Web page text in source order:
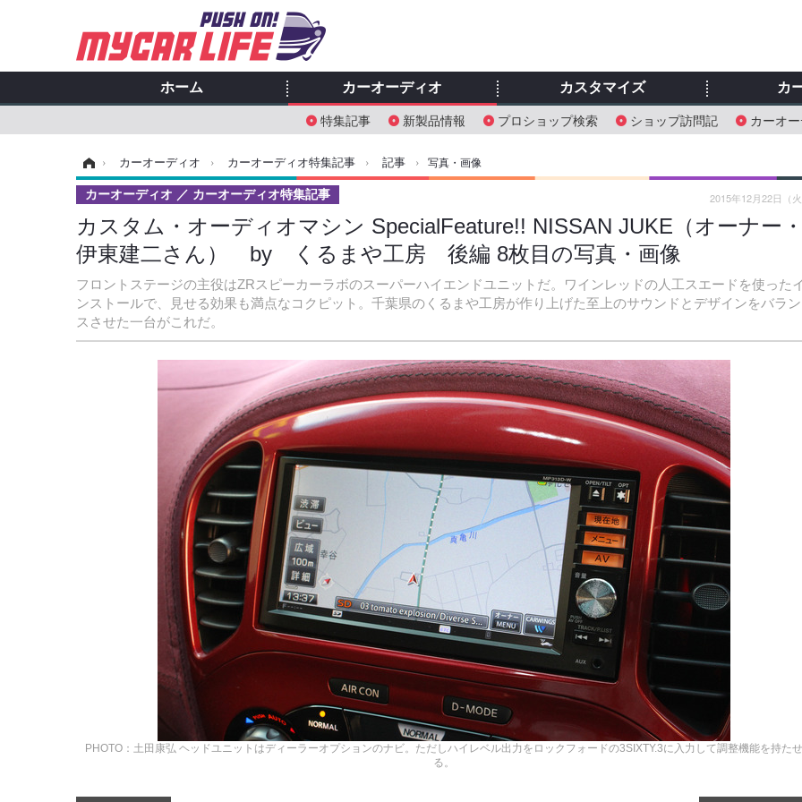
ホーム カーオーディオ
特集記事 新製品情報 プロショップ検索 ショップ訪問記 カーオ
カスタマイズ カ
› カーオーディオ › カーオーディオ特集記事 › 記事 › 写真・画像
カスタム・オーディオマシン SpecialFeature!! NISSAN JUKE（オーナー
伊東建二さん） by くるまや工房 後編 8枚目の写真・画像
フロントステージの主役はZRスピーカーラボのスーパーハイエンドユニットだ。ワインレッドの人工スエードを使った
ンストールで、見せる効果も満点なコクピット。千葉県のくるまや工房が作り上げた至上のサウンドとデザインをバラン
スさせた一台がこれだ。
カーオーディオ カーオーディオ特集記事 2015年12月22日（
PHOTO：土田康弘 ヘッドユニットはディーラーオプションのナビ。ただしハイレベル出力をロックフォードの3SIXTY.3に入力して調整機能を持た
る。